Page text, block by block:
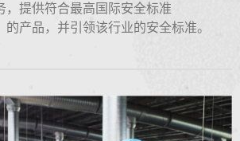
，提供符合最高国际安全标准
的产品，并引领该行业的安全标准。